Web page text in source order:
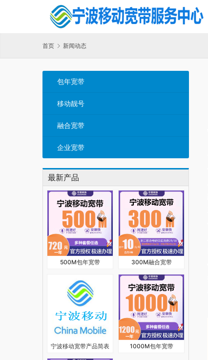
首页 新闻动态
包年宽带
移动靓号
融合宽带
企业宽带
最新产品
500M包年宽带 300M融合宽带
宁波移动宽带产品简表 1000M包年宽带